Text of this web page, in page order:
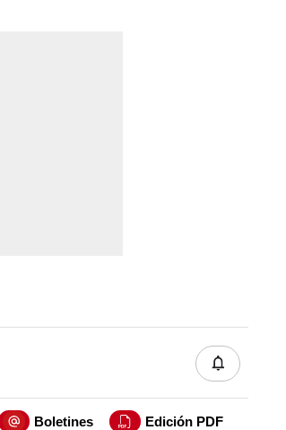
Boletines Edición PDF